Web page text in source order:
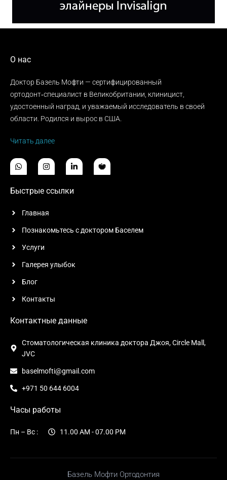
О нас
Доктор Базель Мофти — сертифицированный
ортодонт‑специалист в Великобритании, клиницист,
удостоенный наград, и уважаемый исследователь в своей
области. Родился и вырос в США.
Читать далее
Быстрые ссылки
Главная
Познакомьтесь с доктором Баселем
Услуги
Галерея улыбок
Блог
Контакты
Контактные данные
Стоматологическая клиника доктора Джоя, Circle Mall,
JVC
baselmofti@gmail.com
+971 50 644 6004
Часы работы
Пн – Вс : 11.00 AM - 07.00 PM
Базель Мофти Ортодонтия